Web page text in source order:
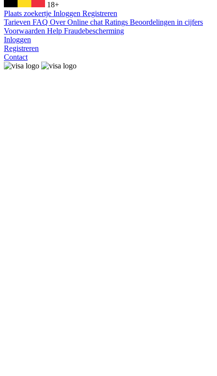
18+
Plaats zoekertje Inloggen Registreren
Tarieven FAQ OverOnline chat Ratings Beoordelingen in cijfers
Voorwaarden Help Fraudebescherming
Inloggen
Registreren
Contact